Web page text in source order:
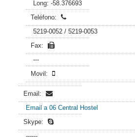
Long: -58.376693
Teléfono:
5219-0052 / 5219-0053
Fax:
---
Movil:
Email:
Email a 06 Central Hostel
Skype:
------